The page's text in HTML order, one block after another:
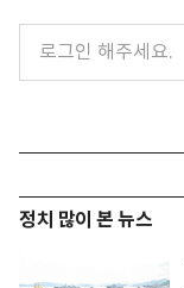
정치 많이 본 뉴스